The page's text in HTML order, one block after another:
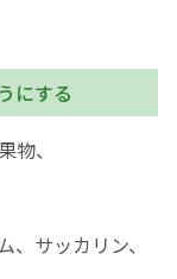
にする
、
サッカリン、